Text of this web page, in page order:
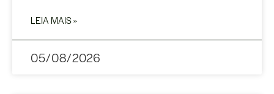
LEIA MAIS »
05/08/2026